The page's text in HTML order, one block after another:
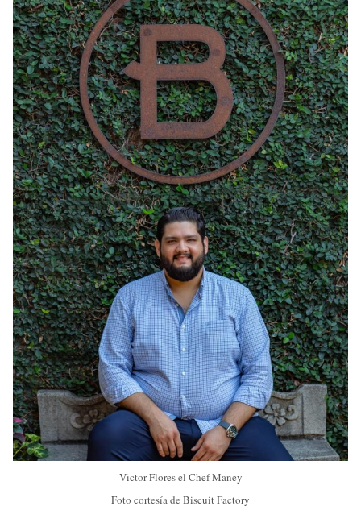
Victor Flores el Chef Maney
Foto cortesía de Biscuit Factory